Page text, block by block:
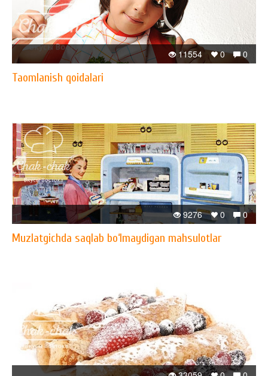
0
0
11554
Taomlanish qoidalari
0
0
9276
Muzlatgichda saqlab bo‘lmaydigan mahsulotlar